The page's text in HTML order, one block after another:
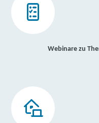
Webinare zu